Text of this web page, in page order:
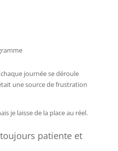
journée se déroule
une source de frustration
je laisse de la place au réel.
patiente et